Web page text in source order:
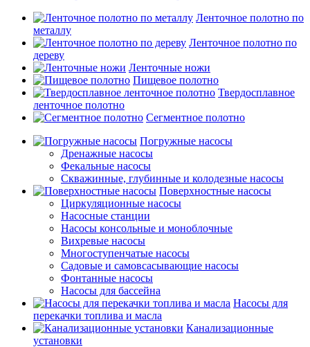
Ленточное полотно по
металлу
Ленточное полотно по
дереву
Ленточные ножи
Пищевое полотно
Твердосплавное
ленточное полотно
Сегментное полотно
Погружные насосы
Дренажные насосы
Фекальные насосы
Скважинные, глубинные и колодезные насосы
Поверхностные насосы
Циркуляционные насосы
Насосные станции
Насосы консольные и моноблочные
Вихревые насосы
Многоступенчатые насосы
Садовые и самовсасывающие насосы
Фонтанные насосы
Насосы для бассейна
Насосы для
перекачки топлива и масла
Канализационные
установки